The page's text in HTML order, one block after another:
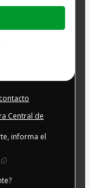
Central de
informa el